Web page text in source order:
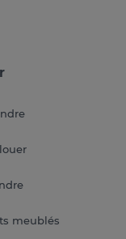
meublés